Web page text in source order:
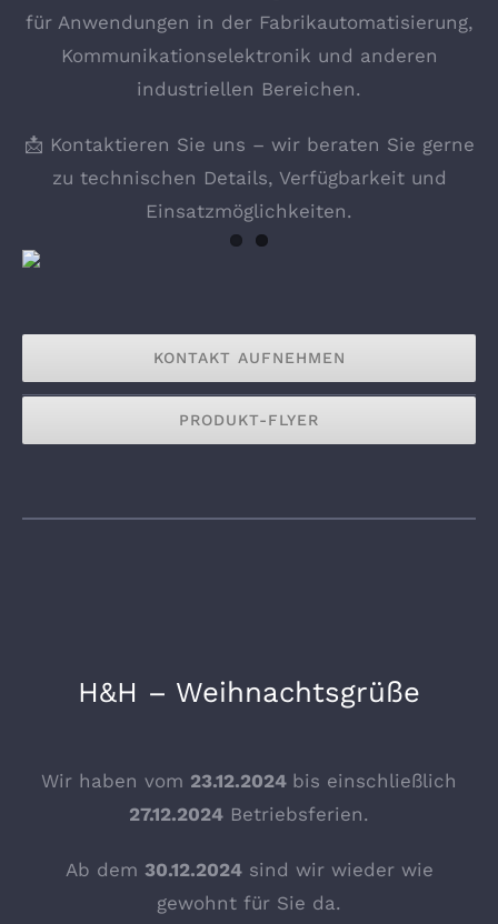
für Anwendungen in der Fabrikautomatisierung,
Kommunikationselektronik und anderen
industriellen Bereichen.
📩 Kontaktieren Sie uns – wir beraten Sie gerne
zu technischen Details, Verfügbarkeit und
Einsatzmöglichkeiten.
KONTAKT AUFNEHMEN
PRODUKT-FLYER
H&H – Weihnachtsgrüße
Wir haben vom 23.12.2024 bis einschließlich
27.12.2024 Betriebsferien.
Ab dem 30.12.2024sind wir wieder wie
gewohnt für Sie da.